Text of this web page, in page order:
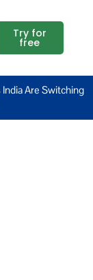
Try for
free
Are Switching